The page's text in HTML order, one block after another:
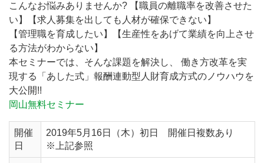
こんなお悩みありませんか? 【職員の離職率を改善させた
い】【求人募集を出しても人材が確保できない】
【管理職を育成したい】【生産性をあげて業績を向上させ
る方法がわからない】
本セミナーでは、そんな課題を解決し、 働き方改革を実
現する「あした式」報酬連動型人財育成方式のノウハウを
大公開!!
岡山無料セミナー
開催
日
2019年5月16日（木）初日 開催日複数あり
※上記参照